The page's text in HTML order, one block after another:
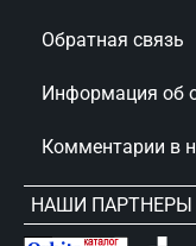
Обратная связь
Информация об
Комментарии в
НАШИ ПАРТНЕРЫ